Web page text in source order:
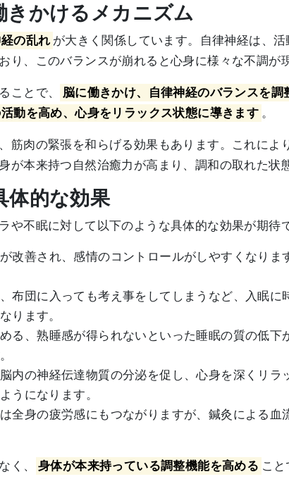
きかけるメカニズム
の乱れ が大きく関係しています。自律神経は、
り、このバランスが崩れると心身に様々な不調が
ことで、 脳に働きかけ、自律神経のバランスを調
動を高め、心身をリラックス状態に導きます 。
筋肉の緊張を和らげる効果もあります。これに
が本来持つ自然治癒力が高まり、調和の取れた状
体的な効果
や不眠に対して以下のような具体的な効果が期待
改善され、感情のコントロールがしやすくなりま
布団に入っても考え事をしてしまうなど、入眠
ります。
る、熟睡感が得られないといった睡眠の質の低
内の神経伝達物質の分泌を促し、心身を深くリ
うになります。
全身の疲労感にもつながりますが、鍼灸による
く、 身体が本来持っている調整機能を高める こ